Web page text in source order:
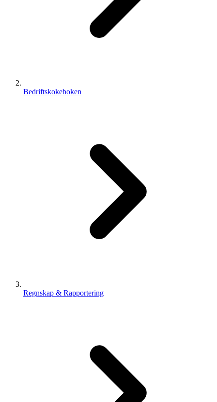
Bedriftskokeboken
Regnskap & Rapportering